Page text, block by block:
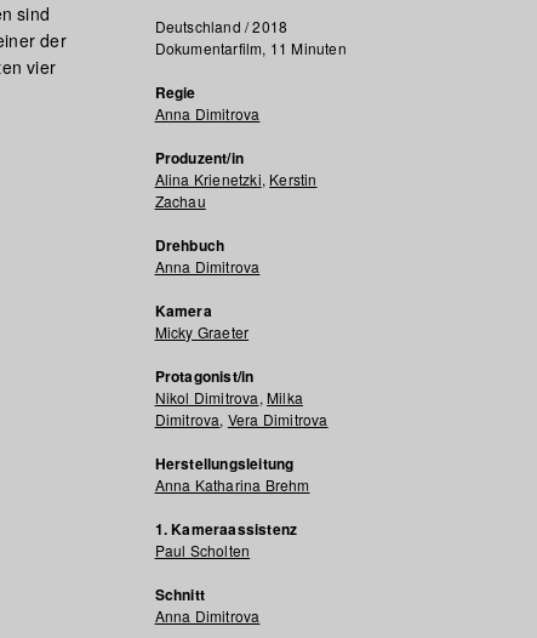
sind
der
vier
Deutschland / 2018
Dokumentarfilm, 11 Minuten
Regie
Anna Dimitrova
Produzent/in
Alina Krienetzki, Kerstin
Zachau
Drehbuch
Anna Dimitrova
Kamera
Micky Graeter
Protagonist/in
Nikol Dimitrova, Milka
Dimitrova, Vera Dimitrova
Herstellungsleitung
Anna Katharina Brehm
1. Kameraassistenz
Paul Scholten
Schnitt
Anna Dimitrova